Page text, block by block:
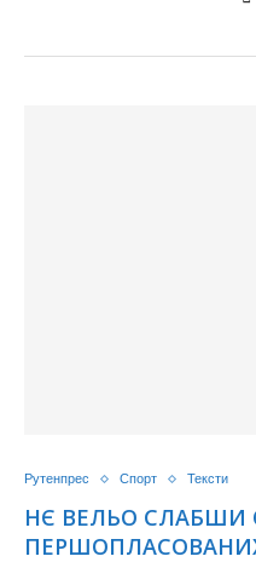
Рутенпрес Спорт Тексти
НЄ ВЕЛЬО СЛАБШИ